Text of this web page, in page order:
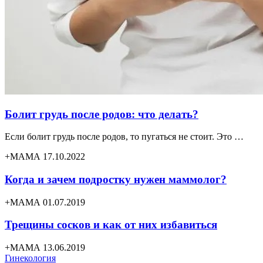
Болит грудь после родов: что делать?
Если болит грудь после родов, то пугаться не стоит. Это …
+МАМА 17.10.2022
Когда и зачем подростку нужен маммолог?
+МАМА 01.07.2019
Трещины сосков и как от них избавиться
+МАМА 13.06.2019
Гинекология